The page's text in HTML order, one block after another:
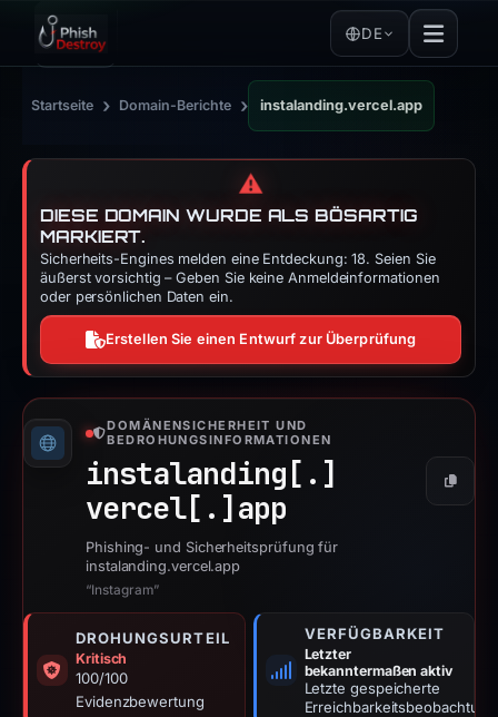
DE
Startseite › Domain-Berichte › instalanding.vercel.app
⚠️
DIESE DOMAIN WURDE ALS BÖSARTIG
MARKIERT.
Sicherheits-Engines melden eine Entdeckung: 18. Seien Sie
äußerst vorsichtig – Geben Sie keine Anmeldeinformationen
oder persönlichen Daten ein.
Erstellen Sie einen Entwurf zur Überprüfung
DOMÄNENSICHERHEIT UND
BEDROHUNGSINFORMATIONEN
instalanding[.]
vercel[.] app
Phishing- und Sicherheitsprüfung für
instalanding.vercel.app
“Instagram”
DROHUNGSURTEIL
Kritisch
100/100
Evidenzbewertung
VERFÜGBARKEIT
Letzter
bekanntermaßen aktiv
Letzte gespeicherte
Erreichbarkeitsbeobachtung